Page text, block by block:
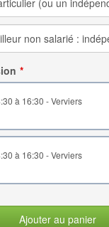
le 16/09/26 de 08:30 à 16:30 - Verviers
le 15/12/26 de 08:30 à 16:30 - Verviers
Ajouter au panier